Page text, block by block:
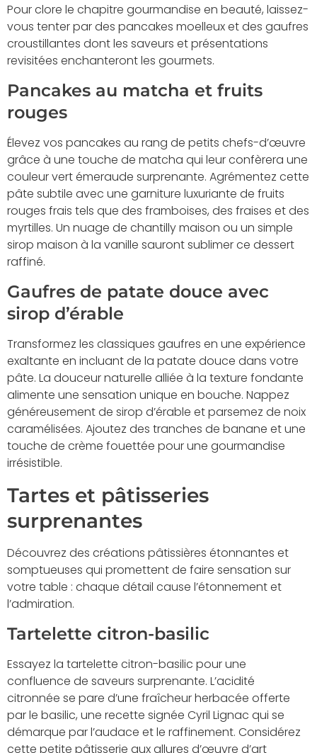
Pour clore le chapitre gourmandise en beauté, laissez-
vous tenter par des pancakes moelleux et des gaufres
croustillantes dont les saveurs et présentations
revisitées enchanteront les gourmets.
Pancakes au matcha et fruits
rouges
Élevez vos pancakes au rang de petits chefs-d’œuvre
grâce à une touche de matcha qui leur confèrera une
couleur vert émeraude surprenante. Agrémentez cette
pâte subtile avec une garniture luxuriante de fruits
rouges frais tels que des framboises, des fraises et des
myrtilles. Un nuage de chantilly maison ou un simple
sirop maison à la vanille sauront sublimer ce dessert
raffiné.
Gaufres de patate douce avec
sirop d’érable
Transformez les classiques gaufres en une expérience
exaltante en incluant de la patate douce dans votre
pâte. La douceur naturelle alliée à la texture fondante
alimente une sensation unique en bouche. Nappez
généreusement de sirop d’érable et parsemez de noix
caramélisées. Ajoutez des tranches de banane et une
touche de crème fouettée pour une gourmandise
irrésistible.
Tartes et pâtisseries
surprenantes
Découvrez des créations pâtissières étonnantes et
somptueuses qui promettent de faire sensation sur
votre table : chaque détail cause l’étonnement et
l’admiration.
Tartelette citron-basilic
Essayez la tartelette citron-basilic pour une
confluence de saveurs surprenante. L’acidité
citronnée se pare d’une fraîcheur herbacée offerte
par le basilic, une recette signée Cyril Lignac qui se
démarque par l’audace et le raffinement. Considérez
cette petite pâtisserie aux allures d’œuvre d’art